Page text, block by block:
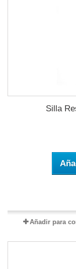
Silla
Añadir para